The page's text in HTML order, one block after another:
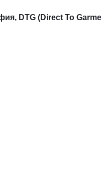
DTG (Direct To